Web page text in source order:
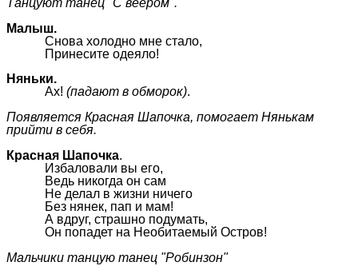
Танцуют танец "С веером".
Малыш.
Снова холодно мне стало,
Принесите одеяло!
Няньки.
Ах! (падают в обморок).
Появляется Красная Шапочка, помогает Нянькам
прийти в себя.
Красная Шапочка.
Избаловали вы его,
Ведь никогда он сам
Не делал в жизни ничего
Без нянек, пап и мам!
А вдруг, страшно подумать,
Он попадет на Необитаемый Остров!
Мальчики танцую танец "Робинзон"